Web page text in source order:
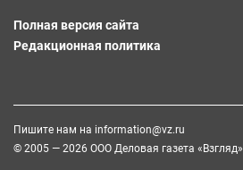
Полная версия сайта
Редакционная политика
Пишите нам на information@vz.ru
© 2005 — 2026 ООО Деловая газета «Взгляд»